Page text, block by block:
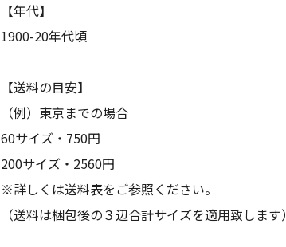
【年代】
1900-20年代頃
【送料の目安】
（例）東京までの場合
60サイズ・750円
200サイズ・2560円
※詳しくは送料表をご参照ください。
（送料は梱包後の３辺合計サイズを適用致します）